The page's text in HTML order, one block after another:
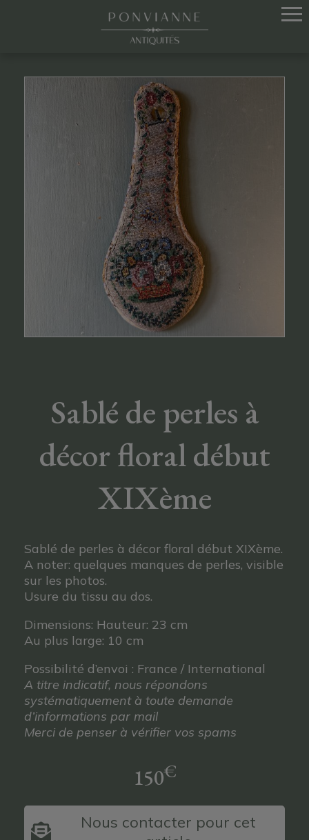
Sablé de perles à
décor floral début
XIXème
Sablé de perles à décor floral début XIXème.
A noter: quelques manques de perles, visible
sur les photos.
Usure du tissu au dos.
Dimensions: Hauteur: 23 cm
Au plus large: 10 cm
Possibilité d’envoi : France / International
A titre indicatif, nous répondons
systématiquement à toute demande
d’informations par mail
Merci de penser à vérifier vos spams
150€
Nous contacter pour cet